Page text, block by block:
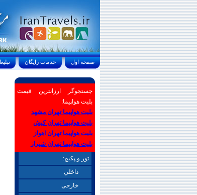
تبليغات خدمات رايگان صفحه اول
جستجوگر ارزانترین قیمت
بلیت هواپیما:
بلیت هواپیما تهران مشهد
بلیت هواپیما تهران کیش
بلیت هواپیما تهران اهواز
بلیت هواپیما تهران شیراز
تور و پکیچ:
داخلي
خارجی